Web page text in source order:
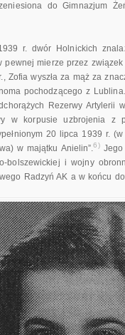
do Gimnazjum
r. dwór Holnickich
pewnej mierze przez
Zofia wyszła za mąż za
pochodzącego z
Rezerwy Artylerii
w korpusie uzbrojenia z
20 lipca 1939 r.
w majątku Anielin”.6)Jego
bolszewickiej i wojny
Radzyń AK a w końcu